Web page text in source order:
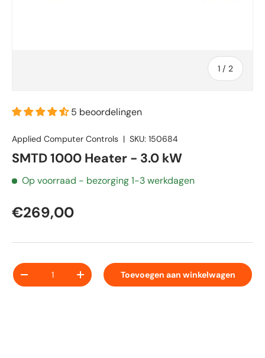
1 / van
2
5 beoordelingen
Applied Computer Controls | SKU: 150684
SMTD 1000 Heater - 3.0 kW
Op voorraad - bezorging 1-3 werkdagen
€269,00
Aantal
-
+ Toevoegen aan winkelwagen